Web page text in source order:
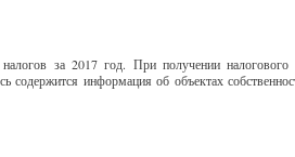
за 2017 год. При получении налогового
содержится информация об объектах